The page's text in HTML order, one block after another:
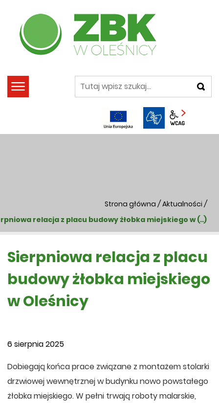
szukaj
Panel
Strona główna / Aktualności /
relacja z placu budowy żłobka miejskiego w (..)
Sierpniowa relacja z placu
budowy żłobka miejskiego
w Oleśnicy
6 sierpnia 2025
Dobiegają końca prace związane z montażem stolarki
drzwiowej wewnętrznej w budynku nowo powstałego
żłobka miejskiego. W pełni trwają roboty malarskie,